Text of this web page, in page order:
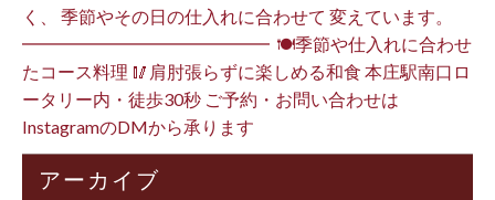
く、 季節やその日の仕入れに合わせて 変えています。 ⁡
━━━━━━━━━━━━━━ ⁡ 🍽季節や仕入れに合わせ
たコース料理 🥢肩肘張らずに楽しめる和食 本庄駅南口ロ
ータリー内・徒歩30秒 ご予約・お問い合わせは
InstagramのDMから承ります ⁡
アーカイブ